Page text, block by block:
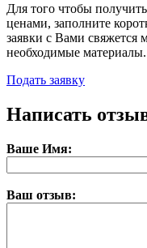
Для того чтобы
ценами, заполните
заявки с Вами свяжется
необходимые материалы.
Подать заявку
Написать
Ваше Имя:
Ваш отзыв: